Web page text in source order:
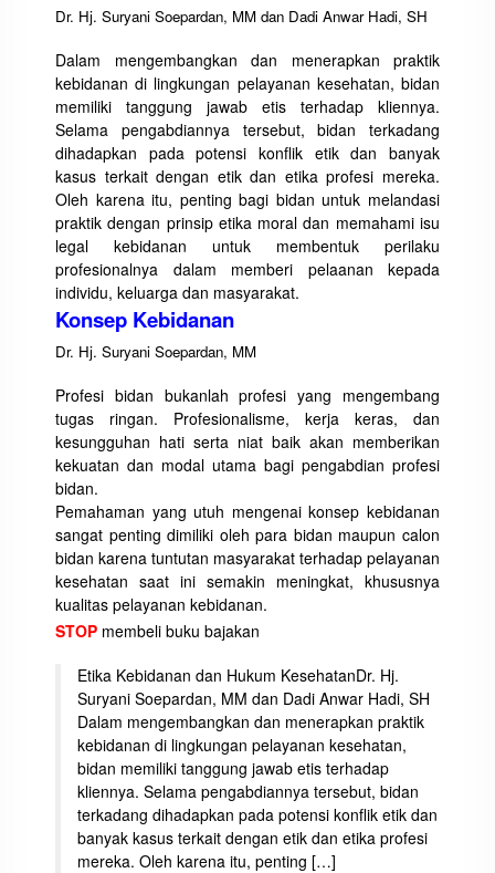
Dr. Hj. Suryani Soepardan, MM dan Dadi Anwar Hadi, SH
Dalam mengembangkan dan menerapkan praktik
kebidanan di lingkungan pelayanan kesehatan, bidan
memiliki tanggung jawab etis terhadap kliennya.
Selama pengabdiannya tersebut, bidan terkadang
dihadapkan pada potensi konflik etik dan banyak
kasus terkait dengan etik dan etika profesi mereka.
Oleh karena itu, penting bagi bidan untuk melandasi
praktik dengan prinsip etika moral dan memahami isu
legal kebidanan untuk membentuk perilaku
profesionalnya dalam memberi pelaanan kepada
individu, keluarga dan masyarakat.
Konsep Kebidanan
Dr. Hj. Suryani Soepardan, MM
Profesi bidan bukanlah profesi yang mengembang
tugas ringan. Profesionalisme, kerja keras, dan
kesungguhan hati serta niat baik akan memberikan
kekuatan dan modal utama bagi pengabdian profesi
bidan.
Pemahaman yang utuh mengenai konsep kebidanan
sangat penting dimiliki oleh para bidan maupun calon
bidan karena tuntutan masyarakat terhadap pelayanan
kesehatan saat ini semakin meningkat, khususnya
kualitas pelayanan kebidanan.
STOP membeli buku bajakan
Etika Kebidanan dan Hukum KesehatanDr. Hj.
Suryani Soepardan, MM dan Dadi Anwar Hadi, SH
Dalam mengembangkan dan menerapkan praktik
kebidanan di lingkungan pelayanan kesehatan,
bidan memiliki tanggung jawab etis terhadap
kliennya. Selama pengabdiannya tersebut, bidan
terkadang dihadapkan pada potensi konflik etik dan
banyak kasus terkait dengan etik dan etika profesi
mereka. Oleh karena itu, penting […]